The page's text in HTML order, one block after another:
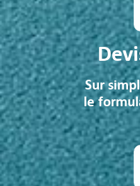
Sur
le